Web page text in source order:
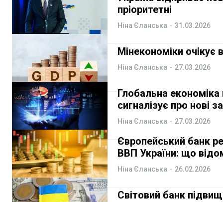
пріоритетні
Ніна Єланська - 31.03.2026
Мінекономіки очікує
Ніна Єланська - 27.03.2026
Глобальна
сигналізує про нові
Ніна Єланська - 27.03.2026
Європейський банк
ВВП України: що
Ніна Єланська - 26.02.2026
Світовий банк